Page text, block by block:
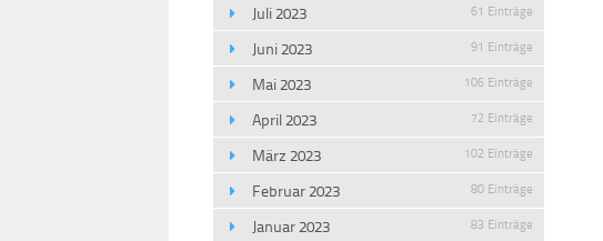
Juli 2023 61 Einträge
Juni 2023 91 Einträge
Mai 2023 106 Einträge
April 2023 72 Einträge
März 2023 102 Einträge
Februar 2023 80 Einträge
Januar 2023 83 Einträge